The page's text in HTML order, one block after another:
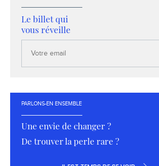
Le billet qui
vous réveille
email
PARLONS-EN ENSEMBLE
Une envie de changer ?
De trouver la perle rare ?